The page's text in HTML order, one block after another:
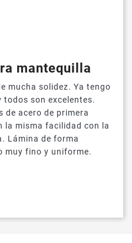
mantequilla
mucha solidez. Ya tengo
son excelentes.
de acero de primera
la misma facilidad con la
Lámina de forma
muy fino y uniforme.